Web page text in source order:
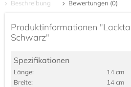
Beschreibung Bewertungen (0)
Produktinformationen
Schwarz"
Spezifikationen
Länge:
14 cm
Breite:
14 cm